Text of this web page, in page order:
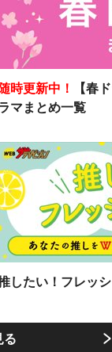
時更新中！
【春
マまとめ一覧
したい！フレッ
る